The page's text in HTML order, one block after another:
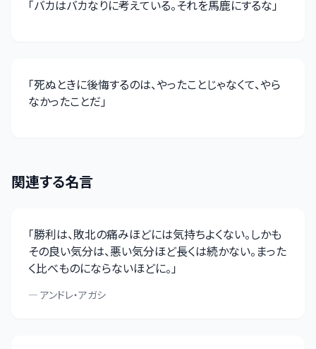
「バカはバカなりに考えている。それを馬鹿にするな」
「死ぬときに後悔するのは、やったことじゃなくて、やら
なかったことだ」
関連する名言
「勝利は、敗北の痛みほどには気持ちよくない。しかも
その良い気分は、悪い気分ほど長くは続かない。まった
く比べものにならないほどに。」
— アンドレ・アガシ